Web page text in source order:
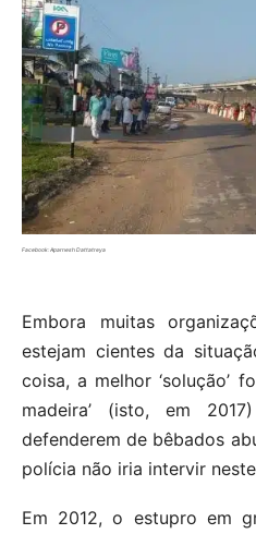
Facebook: Aparnesh Dattatreya
Embora muitas
estejam cientes da
coisa, a melhor ‘solução’
madeira’ (isto, em
defenderem de bêbados
polícia não iria intervir
Em 2012, o estupro em